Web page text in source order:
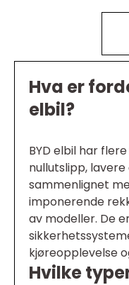
Hva er
elbil?
BYD elbil har
nullutslipp,
sammenlignet
imponerende
av modeller. De
kjøreopplevelse
Hvilke